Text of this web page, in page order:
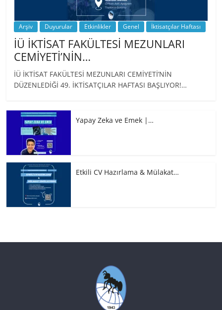
Arşiv Duyurular Etkinlikler Genel İktisatçılar Haftası
İÜ İKTİSAT FAKÜLTESİ MEZUNLARI
CEMİYETİ’NİN…
İÜ İKTİSAT FAKÜLTESİ MEZUNLARI CEMİYETİ’NİN
DÜZENLEDİĞİ 49. İKTİSATÇILAR HAFTASI BAŞLIYOR!…
Yapay Zeka ve Emek |…
Etkili CV Hazırlama & Mülakat…